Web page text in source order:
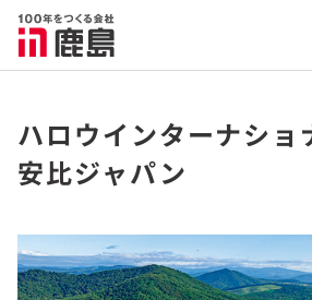
ハロウインターナショ
安比ジャパン